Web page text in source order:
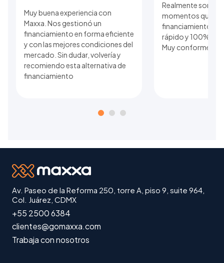
Muy buena experiencia con
Maxxa. Nos gestionó un
financiamiento en forma eficiente
y con las mejores condiciones del
mercado. Sin dudar, volvería y
recomiendo esta alternativa de
financiamiento
Realmente son
momentos que se
financiamiento. El
rápido y 100%
Muy conforme
Av. Paseo de la Reforma 250, torre A, piso 9, suite 964,
Col. Juárez, CDMX
+55 2500 6384
clientes@gomaxxa.com
Trabaja con nosotros